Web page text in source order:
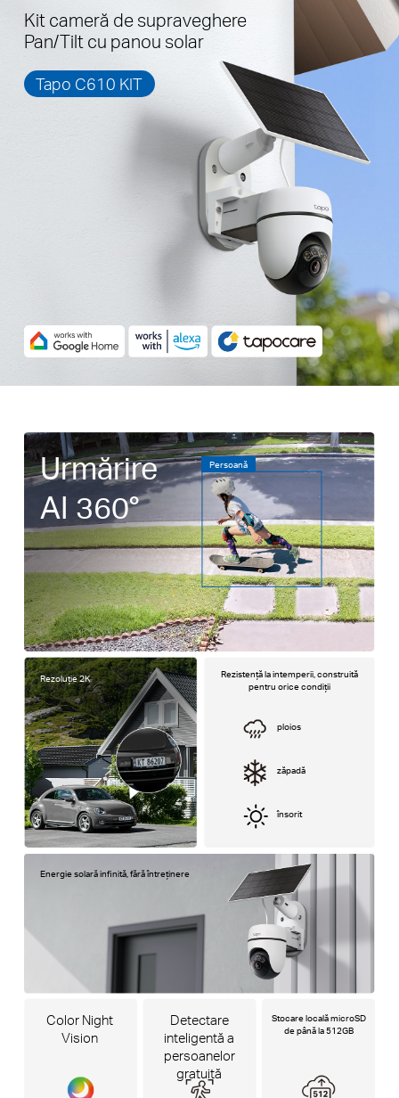
Kit cameră de supraveghere
Pan/Tilt cu panou solar
Tapo C610 KIT
Urmărire
AI 360°
Persoană
Rezoluție 2K
Rezistență la intemperii, construită
pentru orice condiții
ploios
zăpadă
însorit
Color Night
Vision
Detectare
inteligentă a
persoanelor
gratuită
Stocare locală microSD
de până la 512GB
Energie solară infinită, fără întreținere